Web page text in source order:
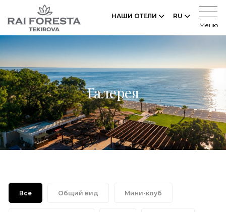
НАШИ ОТЕЛИ
RU
Меню
Галерея
Все Общий вид Мини-клуб